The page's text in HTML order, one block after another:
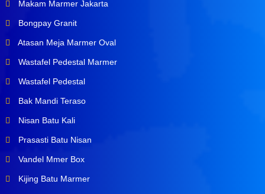
Makam Marmer Jakarta
Bongpay Granit
Atasan Meja Marmer Oval
Wastafel Pedestal Marmer
Wastafel Pedestal
Bak Mandi Teraso
Nisan Batu Kali
Prasasti Batu Nisan
Vandel Mmer Box
Kijing Batu Marmer